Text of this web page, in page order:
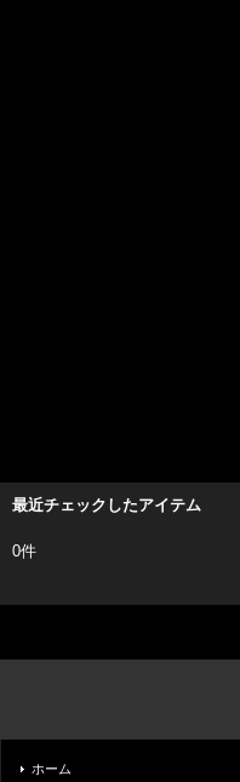
最近チェックしたアイテム
0件
ホーム